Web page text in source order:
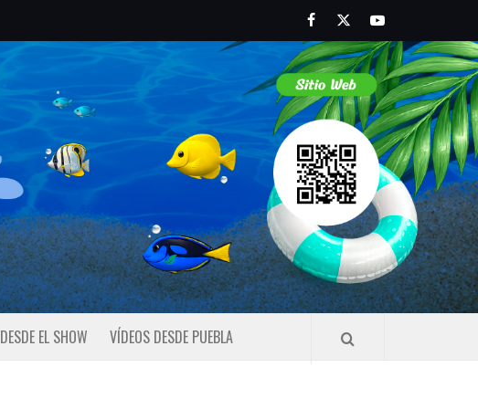
FacebookTwitterYoutube
DESDE EL SHOW VÍDEOS DESDE PUEBLA